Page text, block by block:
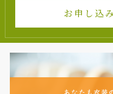
お申し込